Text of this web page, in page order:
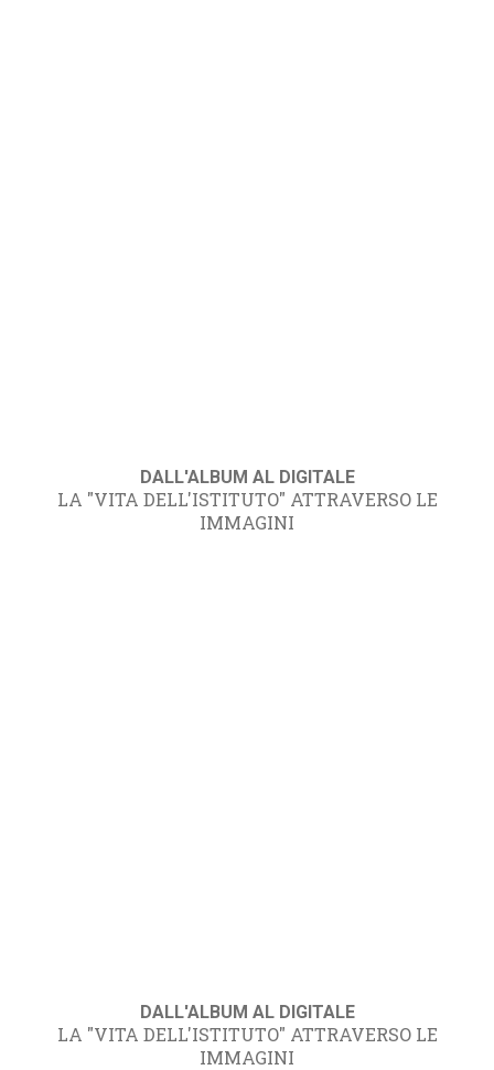
DALL'ALBUM AL DIGITALE
LA "VITA DELL'ISTITUTO" ATTRAVERSO LE
IMMAGINI
DALL'ALBUM AL DIGITALE
LA "VITA DELL'ISTITUTO" ATTRAVERSO LE
IMMAGINI